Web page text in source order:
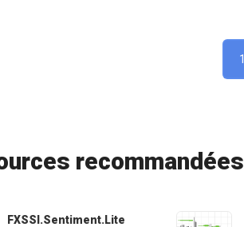
1
recommandées
FXSSI.Sentiment.Lite